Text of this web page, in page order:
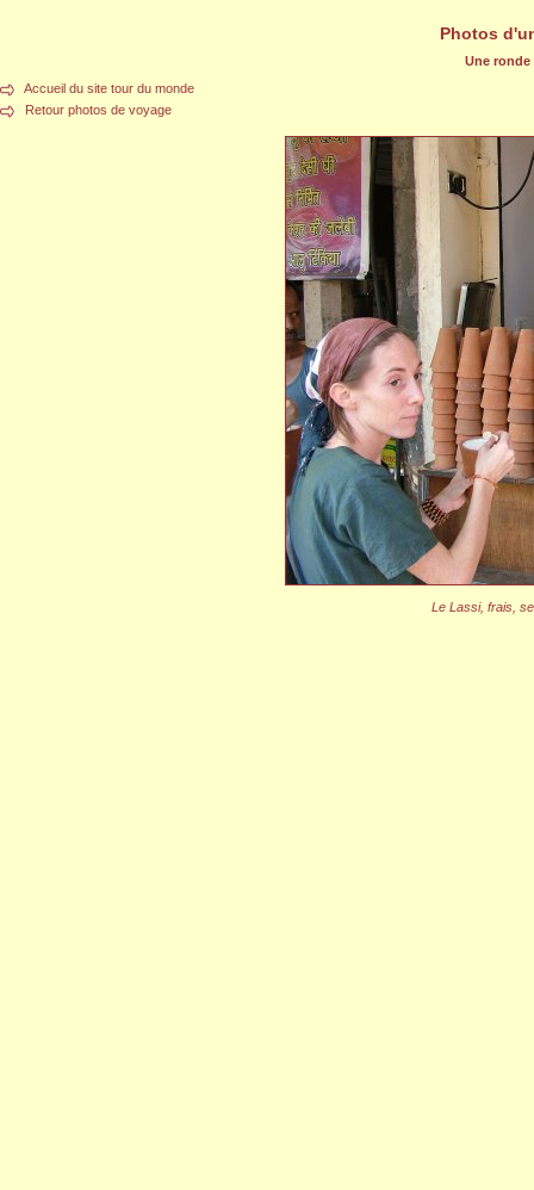
Photos
Une
Accueil du site tour du monde
Retour photos de voyage
Le Lassi, frais,